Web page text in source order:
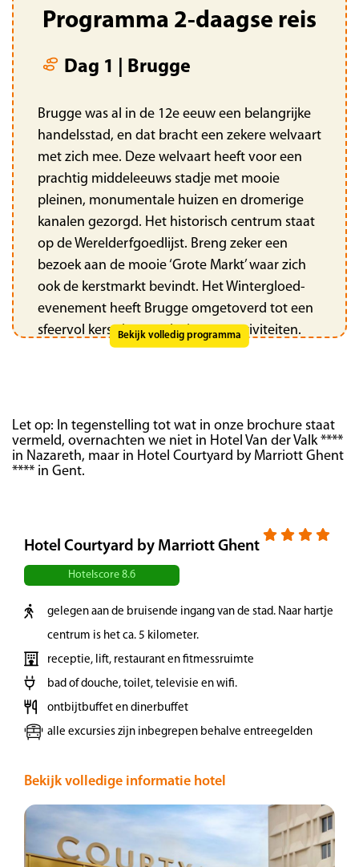
Programma 2-daagse reis
Dag 1 | Brugge
Brugge was al in de 12e eeuw een belangrijke
handelsstad, en dat bracht een zekere welvaart
met zich mee. Deze welvaart heeft voor een
prachtig middeleeuws stadje met mooie
pleinen, monumentale huizen en dromerige
kanalen gezorgd. Het historisch centrum staat
op de Werelderfgoedlijst. Breng zeker een
bezoek aan de mooie ‘Grote Markt’ waar zich
ook de kerstmarkt bevindt. Het Wintergloed-
evenement heeft Brugge omgetoverd tot een
sfeervol kerstdecor vol winterse activiteiten.
Naast al het moois dat er te zien is, kunnen
waar paradijs voor chocoladeliefhebbers – met
meer dan 50 chocolatiers die hun lekkernijen
aanbieden. In de late namiddag verlaten we
Dag 2 | Gent
en de Schelde. Na Antwerpen, heeft Gent de
grootste haven van België en een belangrijk
industrieel centrum. Ook de universiteit zorgt
voor een zekere levendigheid in de stad. Het
centrum wordt doorkruist door kanalen
waarlangs prachtige historische gebouwen
het 15e-eeuwse veelluik ‘Het Lam Gods’ van de
gebroeders Van Eijk. De authentieke gezellige
kerstmarkt bevindt zich in het historische hart
van de stad en heeft meer dan 150 houten
Bekijk volledig programma
Let op: In tegenstelling tot wat in onze brochure staat
vermeld, overnachten we niet in Hotel Van der Valk ****
in Nazareth, maar in Hotel Courtyard by Marriott Ghent
**** in Gent.
Hotel Courtyard by Marriott Ghent
Hotelscore 8.6
gelegen aan de bruisende ingang van de stad. Naar hartje
centrum is het ca. 5 kilometer.
receptie, lift, restaurant en fitmessruimte
bad of douche, toilet, televisie en wifi.
ontbijtbuffet en dinerbuffet
alle excursies zijn inbegrepen behalve entreegelden
Bekijk volledige informatie hotel